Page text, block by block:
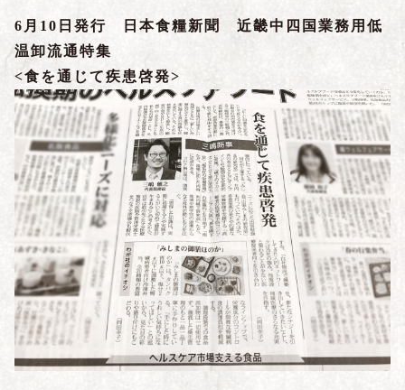
6月10日発行 日本食糧新聞 近畿中四国業務用低
温卸流通特集
<食を通じて疾患啓発>